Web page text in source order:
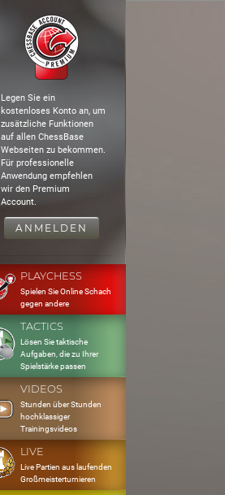
Legen Sie ein
kostenloses Konto an, um
zusätzliche Funktionen
auf allen ChessBase
Webseiten zu bekommen.
Für professionelle
Anwendung empfehlen
wir den Premium
Account.
ANMELDEN
PLAYCHESS
Spielen Sie Online Schach
gegen andere
TACTICS
Lösen Sie taktische
Aufgaben, die zu Ihrer
Spielstärke passen
VIDEOS
Stunden über Stunden
hochklassiger
Trainingsvideos
LIVE
Live Partien aus laufenden
Großmeisterturnieren